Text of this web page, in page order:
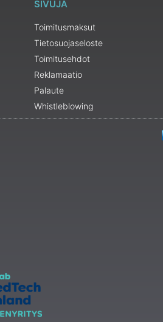
SIVUJA
Toimitusmaksut
Tietosuojaseloste
Toimitusehdot
Reklamaatio
Palaute
Whistleblowing